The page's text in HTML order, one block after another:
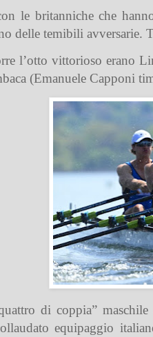
le britanniche che
delle temibili avversarie.
l’otto vittorioso erano
(Emanuele Capponi
di coppia”
equipaggio